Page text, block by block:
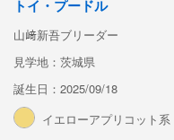
トイ・プードル
山﨑新吾ブリーダー
見学地：茨城県
誕生日：2025/09/18
イエローアプリコット系